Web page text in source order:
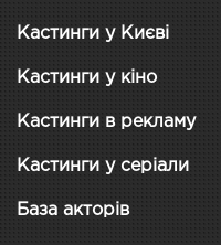
Кастинги у Києві
Кастинги у кіно
Кастинги в рекламу
Кастинги у серіали
База акторів